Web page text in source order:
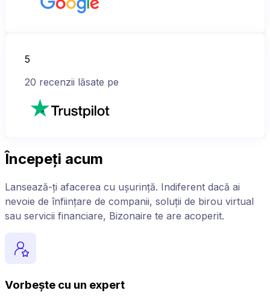
5
20 recenzii lăsate pe
Începeți acum
Lansează-ți afacerea cu ușurință. Indiferent dacă ai
nevoie de înființare de companii, soluții de birou virtual
sau servicii financiare, Bizonaire te are acoperit.
Vorbește cu un expert